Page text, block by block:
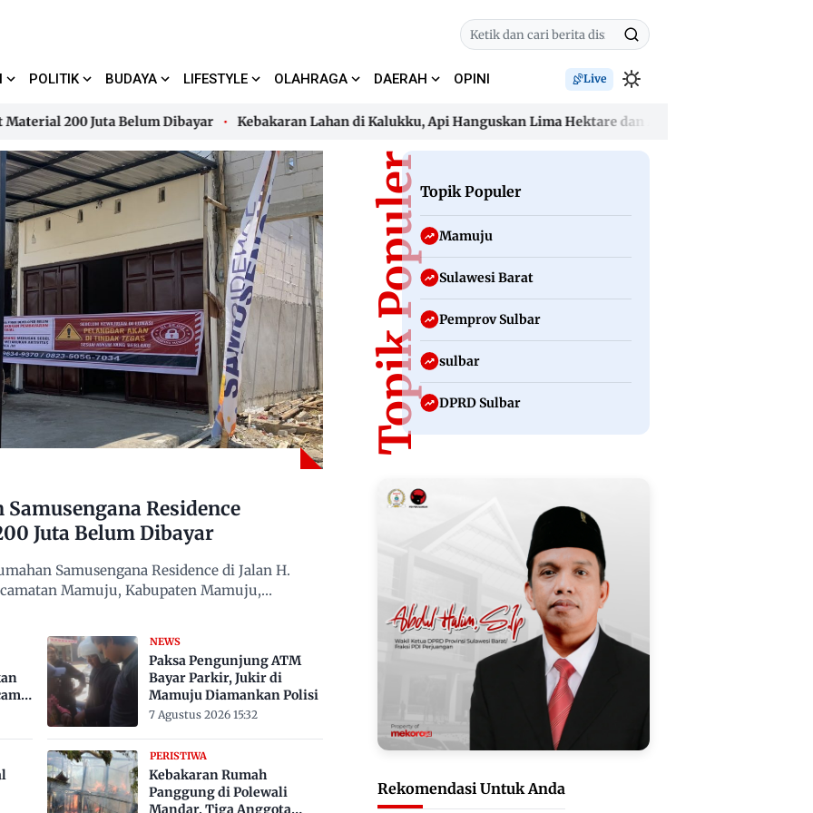
POLITIK BUDAYA LIFESTYLE OLAHRAGA DAERAH OPINI Live
200 Juta Belum Dibayar Kebakaran Lahan di Kalukku, Api Hanguskan Lima Hektare dan Ancam Permukiman
200 Juta Belum Dibayar Kebakaran Lahan di Kalukku, Api Hanguskan Lima Hektare dan Ancam Permukiman
Residence
Juta Belum Dibayar
Samusengana Residence di Jalan H.
Mamuju, Kabupaten Mamuju,
NEWS
Paksa Pengunjung ATM
Bayar Parkir, Jukir di
Mamuju Diamankan Polisi
7 Agustus 2026 15:32
PERISTIWA
Kebakaran Rumah
Panggung di Polewali
Mandar, Tiga Anggota
Topik PopulerTopik Populer
Mamuju
Sulawesi Barat
Pemprov Sulbar
sulbar
DPRD Sulbar
Rekomendasi Untuk Anda